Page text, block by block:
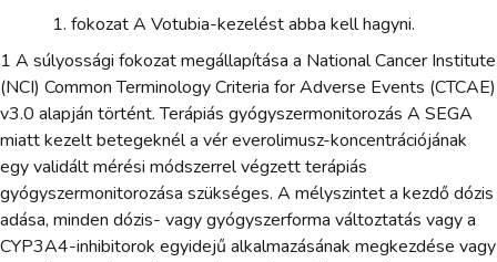
fokozat A Votubia-kezelést abba kell hagyni.
1 A súlyossági fokozat megállapítása a National Cancer Institute
(NCI) Common Terminology Criteria for Adverse Events (CTCAE)
v3.0 alapján történt. Terápiás gyógyszermonitorozás A SEGA
miatt kezelt betegeknél a vér everolimusz-koncentrációjának
egy validált mérési módszerrel végzett terápiás
gyógyszermonitorozása szükséges. A mélyszintet a kezdő dózis
adása, minden dózis- vagy gyógyszerforma változtatás vagy a
CYP3A4-inhibitorok egyidejű alkalmazásának megkezdése vagy